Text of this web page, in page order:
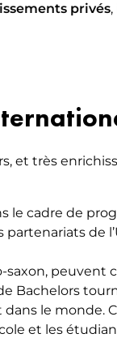
privés
et très
le cadre de
de
saxon,
Bachelors
le monde.
et les